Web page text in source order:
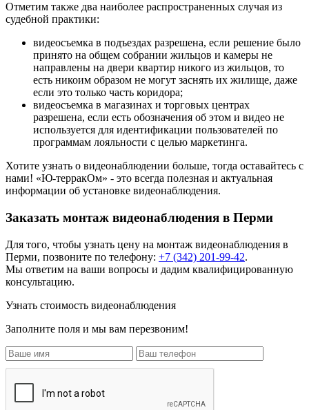
Отметим также два наиболее распространенных случая из
судебной практики:
видеосъемка в подъездах разрешена, если решение было
принято на общем собрании жильцов и камеры не
направлены на двери квартир никого из жильцов, то
есть никоим образом не могут заснять их жилище, даже
если это только часть коридора;
видеосъемка в магазинах и торговых центрах
разрешена, если есть обозначения об этом и видео не
используется для идентификации пользователей по
программам лояльности с целью маркетинга.
Хотите узнать о видеонаблюдении больше, тогда оставайтесь с
нами! «Ю-терракОм» - это всегда полезная и актуальная
информации об установке видеонаблюдения.
Заказать монтаж видеонаблюдения в Перми
Для того, чтобы узнать цену на монтаж видеонаблюдения в
Перми, позвоните по телефону: +7 (342) 201-99-42.
Мы ответим на ваши вопросы и дадим квалифицированную
консультацию.
Узнать стоимость видеонаблюдения
Заполните поля и мы вам перезвоним!